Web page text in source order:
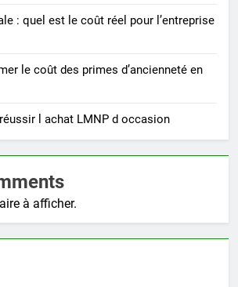
: quel est le coût réel pour l’entreprise
le coût des primes d’ancienneté en
l achat LMNP d occasion
à afficher.